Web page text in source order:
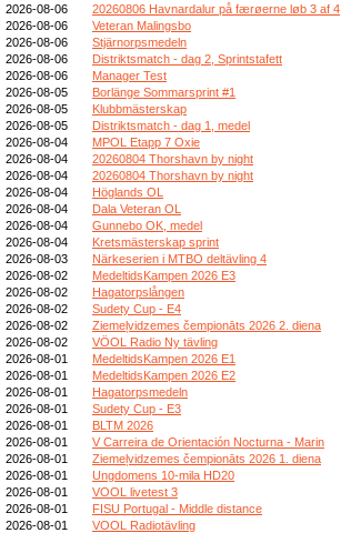
2026-08-06
20260806 Havnardalur på færøerne løb 3 af 4
2026-08-06
Veteran Malingsbo
2026-08-06
Stjärnorpsmedeln
2026-08-06
Distriktsmatch - dag 2, Sprintstafett
2026-08-06
Manager Test
2026-08-05
Borlänge Sommarsprint #1
2026-08-05
Klubbmästerskap
2026-08-05
Distriktsmatch - dag 1, medel
2026-08-04
MPOL Etapp 7 Oxie
2026-08-04
20260804 Thorshavn by night
2026-08-04
20260804 Thorshavn by night
2026-08-04
Höglands OL
2026-08-04
Dala Veteran OL
2026-08-04
Gunnebo OK, medel
2026-08-04
Kretsmästerskap sprint
2026-08-03
Närkeserien i MTBO deltävling 4
2026-08-02
MedeltidsKampen 2026 E3
2026-08-02
Hagatorpslången
2026-08-02
Sudety Cup - E4
2026-08-02
Ziemeļvidzemes čempionāts 2026 2. diena
2026-08-02
VÖOL Radio Ny tävling
2026-08-01
MedeltidsKampen 2026 E1
2026-08-01
MedeltidsKampen 2026 E2
2026-08-01
Hagatorpsmedeln
2026-08-01
Sudety Cup - E3
2026-08-01
BLTM 2026
2026-08-01
V Carreira de Orientación Nocturna - Marin
2026-08-01
Ziemeļvidzemes čempionāts 2026 1. diena
2026-08-01
Ungdomens 10-mila HD20
2026-08-01
VOOL livetest 3
2026-08-01
FISU Portugal - Middle distance
2026-08-01
VOOL Radiotävling